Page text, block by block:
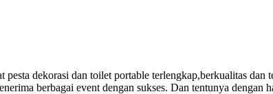
dekorasi dan toilet portable terlengkap,berkualitas dan
berbagai event dengan sukses. Dan tentunya dengan